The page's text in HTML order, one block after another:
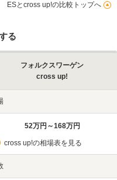
ESとcross up!の比較トップへ
る
フォルクスワーゲン
cross up!
52万円～168万円
cross up!の相場表を見る